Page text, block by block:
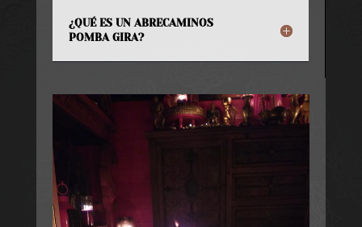
¿QUÉ ES UN ABRECAMINOS
POMBA GIRA?